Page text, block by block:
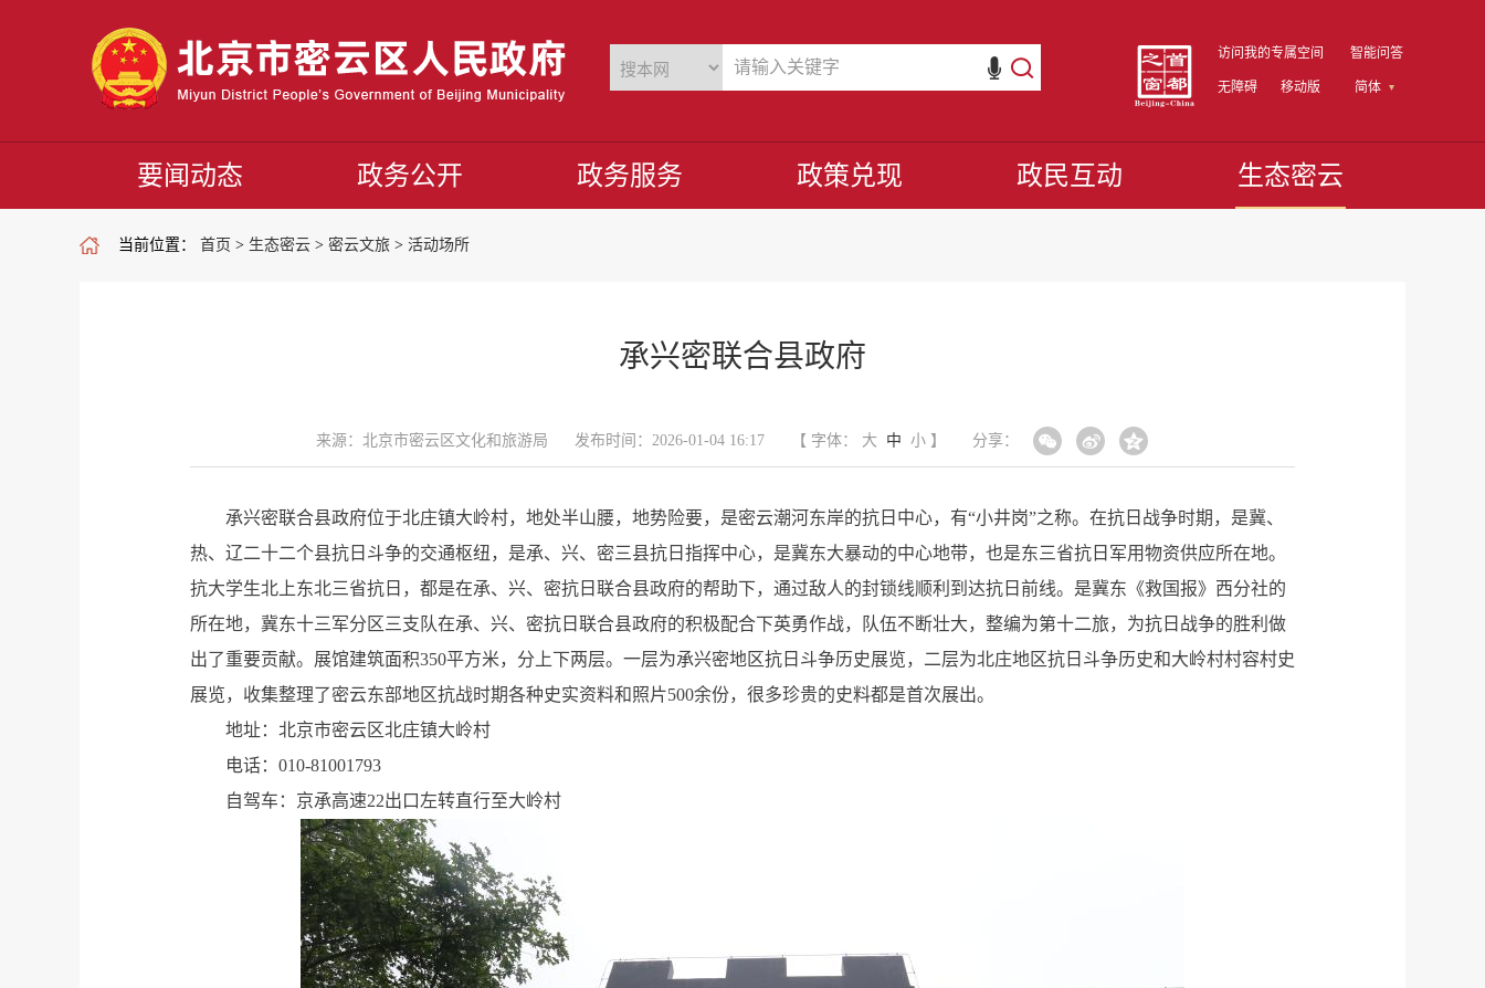
访问我的专属空间 智能问答
无障碍 移动版 简体
要闻动态 政务公开 政务服务 政策兑现 政民互动 生态密云
当前位置： 首页 > 生态密云 > 密云文旅 > 活动场所
承兴密联合县政府
来源：北京市密云区文化和旅游局 发布时间：2026-01-04 16:17 【 字体： 大 中 小】 分享：
承兴密联合县政府位于北庄镇大岭村，地处半山腰，地势险要，是密云潮河东岸的抗日中心，有“小井岗”之称。在抗日战争时期，是冀、
热、辽二十二个县抗日斗争的交通枢纽，是承、兴、密三县抗日指挥中心，是冀东大暴动的中心地带，也是东三省抗日军用物资供应所在地。
抗大学生北上东北三省抗日，都是在承、兴、密抗日联合县政府的帮助下，通过敌人的封锁线顺利到达抗日前线。是冀东《救国报》西分社的
所在地，冀东十三军分区三支队在承、兴、密抗日联合县政府的积极配合下英勇作战，队伍不断壮大，整编为第十二旅，为抗日战争的胜利做
出了重要贡献。展馆建筑面积350平方米，分上下两层。一层为承兴密地区抗日斗争历史展览，二层为北庄地区抗日斗争历史和大岭村村容村史
展览，收集整理了密云东部地区抗战时期各种史实资料和照片500余份，很多珍贵的史料都是首次展出。
地址：北京市密云区北庄镇大岭村
电话：010-81001793
自驾车：京承高速22出口左转直行至大岭村